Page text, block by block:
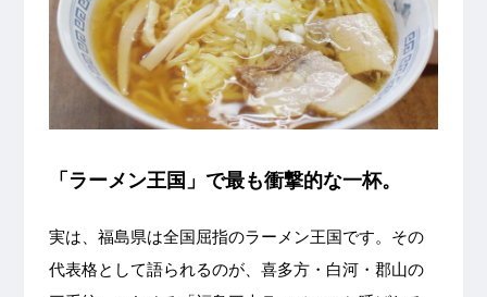
「ラーメン王国」で最も衝撃的な一杯。
実は、福島県は全国屈指のラーメン王国です。その
代表格として語られるのが、喜多方・白河・郡山の